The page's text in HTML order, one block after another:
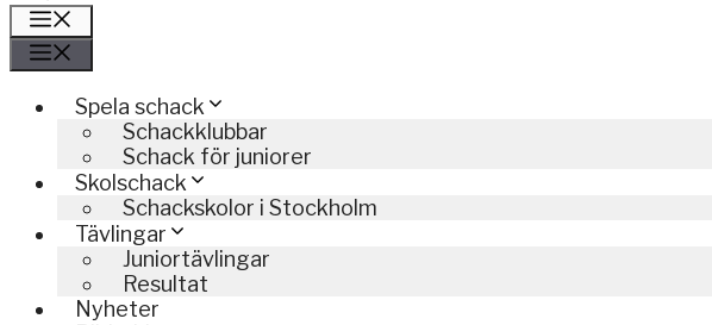
Spela schack
Schackklubbar
Schack för juniorer
Skolschack
Schackskolor i Stockholm
Tävlingar
Juniortävlingar
Resultat
Nyheter